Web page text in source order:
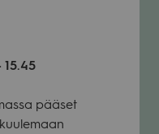
15.45
pää­set